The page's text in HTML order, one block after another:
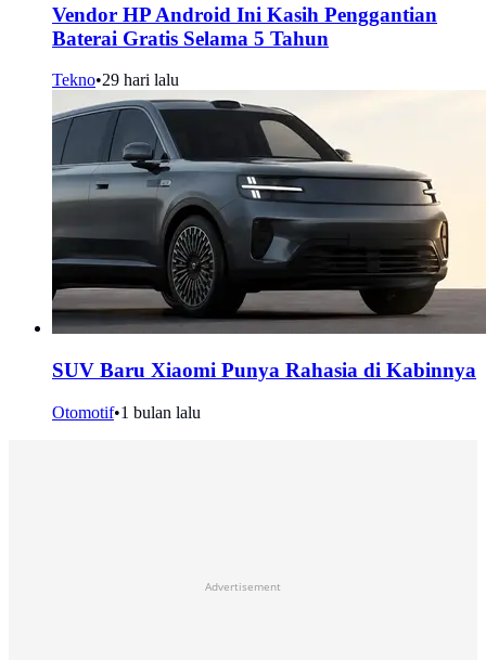
Vendor HP Android Ini Kasih Penggantian
Baterai Gratis Selama 5 Tahun
Tekno•29 hari lalu
SUV Baru Xiaomi Punya Rahasia di Kabinnya
Otomotif•1 bulan lalu
Advertisement